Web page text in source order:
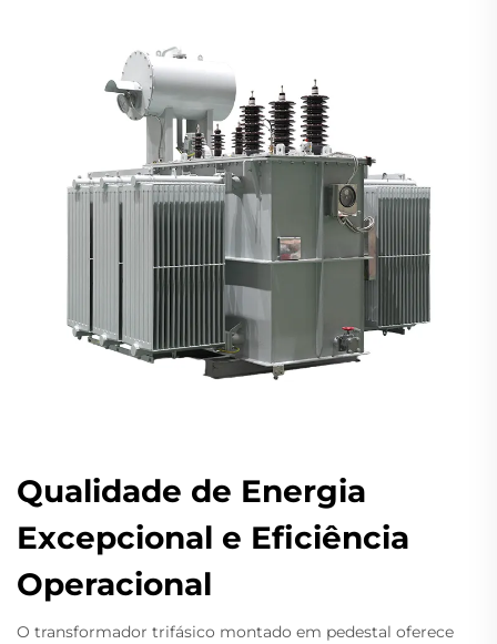
Qualidade de Energia
Excepcional e Eficiência
Operacional
O transformador trifásico montado em pedestal oferece